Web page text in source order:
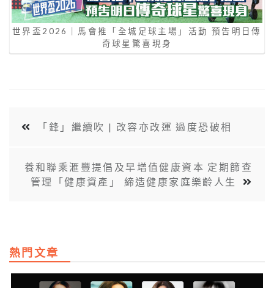
世界盃2026｜馬會推「全城足球主場」活動 預告明日傳
奇球星驚喜現身
「鋒」繼續吹 | 改容亦改運 過度恐破相
養和聯乘滙豐提倡及早增值健康資本 定期篩查
管理「健康資產」 締造健康家庭樂齡人生
熱門文章